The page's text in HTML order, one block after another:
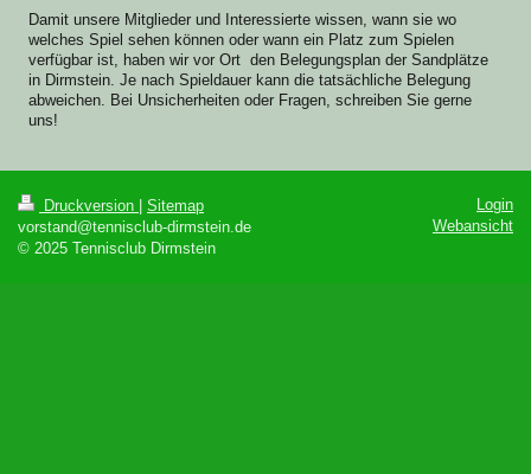
Damit unsere Mitglieder und Interessierte wissen, wann sie wo
welches Spiel sehen können oder wann ein Platz zum Spielen
verfügbar ist, haben wir vor Ort den Belegungsplan der Sandplätze
in Dirmstein. Je nach Spieldauer kann die tatsächliche Belegung
abweichen. Bei Unsicherheiten oder Fragen, schreiben Sie gerne
uns!
Druckversion
Sitemap
vorstand@tennisclub-dirmstein.de
© 2025 Tennisclub Dirmstein
Login
Webansicht